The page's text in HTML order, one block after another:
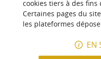
Laroin - Les lacs
1,3 km - Laroin
cookies tiers à des fins
Certaines pages du
les plateformes
EN